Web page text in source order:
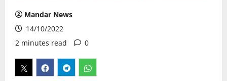
Mandar News
14/10/2022
2 minutes read
0